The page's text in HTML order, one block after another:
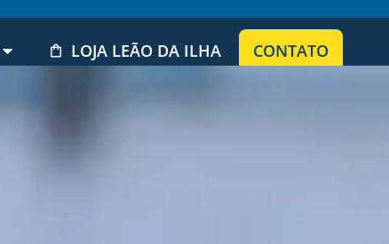
LOJA LEÃO DA ILHA CONTATO